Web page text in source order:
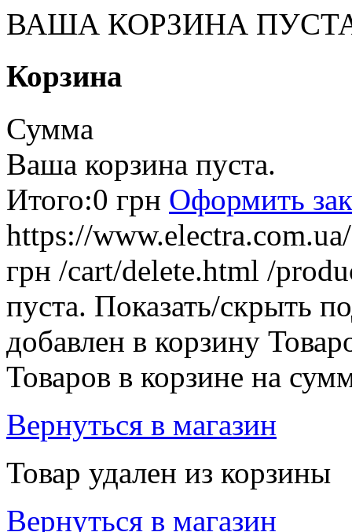
ВАША КОРЗИНА
Корзина
Сумма
Ваша корзина пуста.
Итого:0 грн Оформить
https://
грн /cart/delete.html /
пуста. Показать/скрыть
добавлен в корзину
Товаров в корзине на
Вернуться в магазин
Товар удален из корзины
Вернуться в магазин